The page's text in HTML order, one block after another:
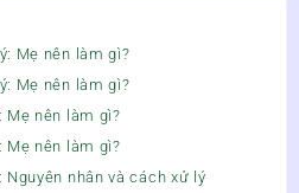
Mẹ nên làm gì?
Mẹ nên làm gì?
Mẹ nên làm gì?
Mẹ nên làm gì?
nhân và cách xử lý